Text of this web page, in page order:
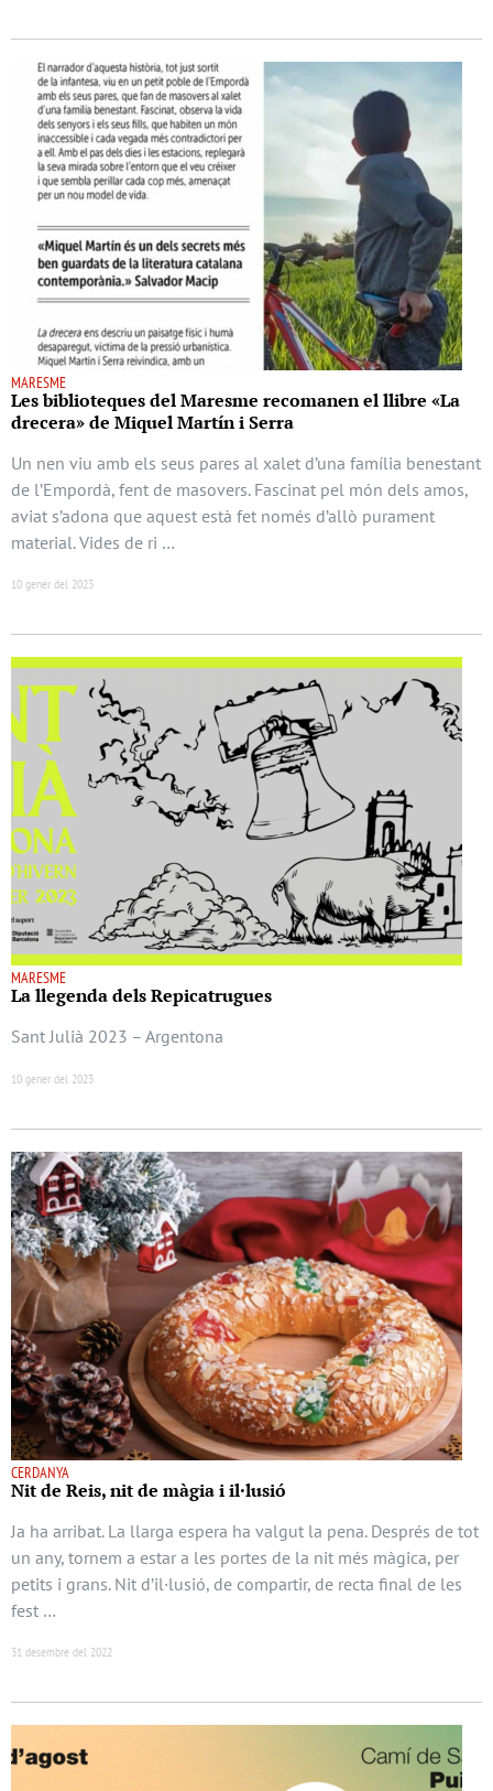
MARESME
Les biblioteques del Maresme recomanen el llibre «La
drecera» de Miquel Martín i Serra
Un nen viu amb els seus pares al xalet d’una família benestant
de l’Empordà, fent de masovers. Fascinat pel món dels amos,
aviat s’adona que aquest està fet només d’allò purament
material. Vides de ri …
10 gener del 2023
MARESME
La llegenda dels Repicatrugues
Sant Julià 2023 – Argentona
10 gener del 2023
CERDANYA
Nit de Reis, nit de màgia i il·lusió
Ja ha arribat. La llarga espera ha valgut la pena. Després de tot
un any, tornem a estar a les portes de la nit més màgica, per
petits i grans. Nit d’il·lusió, de compartir, de recta final de les
fest …
31 desembre del 2022